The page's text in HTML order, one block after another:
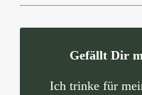
Gefällt Dir
Ich trinke für